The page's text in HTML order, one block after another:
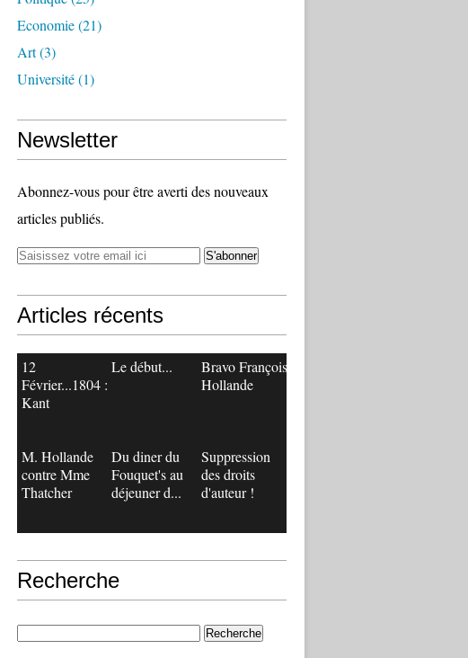
Economie(21)
Art(3)
Université(1)
Newsletter
Abonnez-vous pour être averti des nouveaux
articles publiés.
Articles récents
12
Février...1804 :
Kant
Le début...
Bravo François
Hollande
M. Hollande
contre Mme
Thatcher
Du diner du
Fouquet's au
déjeuner d...
Suppression
des droits
d'auteur !
Recherche